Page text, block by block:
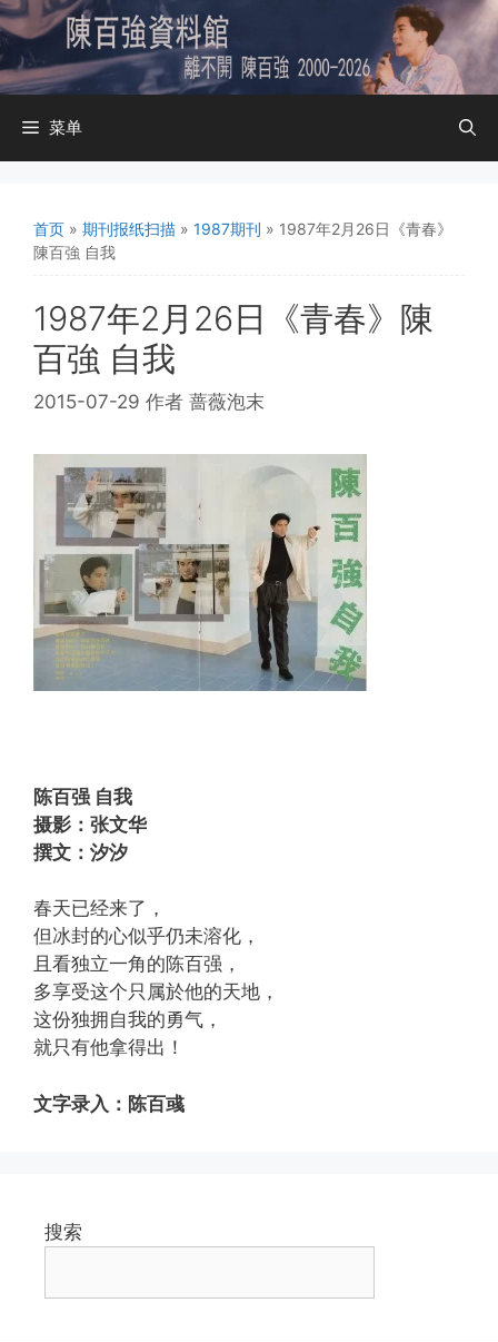
跳
至
内
容
菜单
首页 » 期刊报纸扫描 » 1987期刊 » 1987年2月26日《青春》
陳百強 自我
1987年2月26日《青春》陳
百強 自我
2015-07-29 作者 蔷薇泡末
陈百强 自我
摄影：张文华
撰文：汐汐
春天已经来了，
但冰封的心似乎仍未溶化，
且看独立一角的陈百强，
多享受这个只属於他的天地，
这份独拥自我的勇气，
就只有他拿得出！
文字录入：陈百彧
搜索